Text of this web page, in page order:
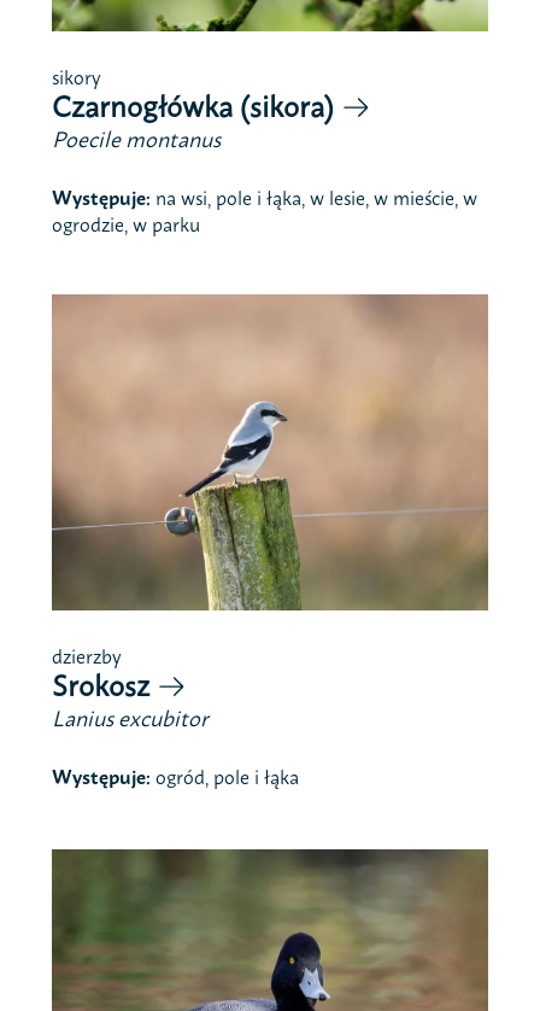
sikory
Czarnogłówka (sikora)
Poecile montanus
Występuje: na wsi, pole i łąka, w lesie, w mieście, w
ogrodzie, w parku
dzierzby
Srokosz
Lanius excubitor
Występuje: ogród, pole i łąka